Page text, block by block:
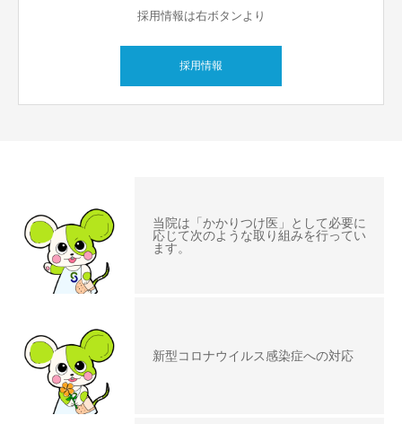
採用情報は右ボタンより
採用情報
当院は「かかりつけ医」として必要に
応じて次のような取り組みを行ってい
ます。
新型コロナウイルス感染症への対応